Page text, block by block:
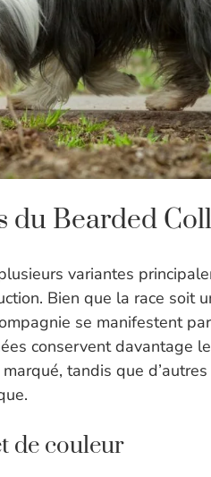
du Bearded
variantes
Bien que la race soit
se manifestent
conservent davantage
tandis que
de couleur